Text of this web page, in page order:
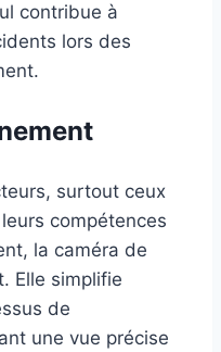
contribue à
lors des
surtout ceux
compétences
la caméra de
Elle simplifie
de
une vue précise